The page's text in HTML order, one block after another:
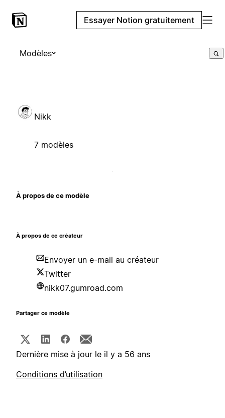
Essayer Notion gratuitement
Modèles
Nikk
7 modèles
À propos de ce modèle
À propos de ce créateur
Envoyer un e-mail au créateur
Twitter
nikk07.gumroad.com
Partager ce modèle
Dernière mise à jour le il y a 56 ans
Conditions d’utilisation